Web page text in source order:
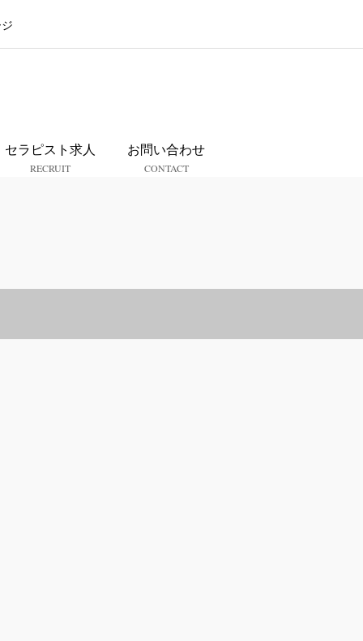
セラピスト求人
RECRUIT
お問い合わせ
CONTACT